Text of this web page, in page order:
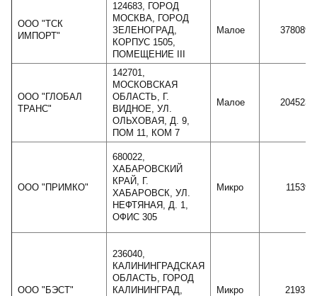
ООО "ТСК
ИМПОРТ"
124683, ГОРОД
МОСКВА, ГОРОД
ЗЕЛЕНОГРАД,
КОРПУС 1505,
ПОМЕЩЕНИЕ III
Малое 378089
ООО "ГЛОБАЛ
ТРАНС"
142701,
МОСКОВСКАЯ
ОБЛАСТЬ, Г.
ВИДНОЕ, УЛ.
ОЛЬХОВАЯ, Д. 9,
ПОМ 11, КОМ 7
Малое 204523
ООО "ПРИМКО"
680022,
ХАБАРОВСКИЙ
КРАЙ, Г.
ХАБАРОВСК, УЛ.
НЕФТЯНАЯ, Д. 1,
ОФИС 305
Микро 11539
ООО "БЭСТ"
236040,
КАЛИНИНГРАДСКАЯ
ОБЛАСТЬ, ГОРОД
КАЛИНИНГРАД,
Микро 21931